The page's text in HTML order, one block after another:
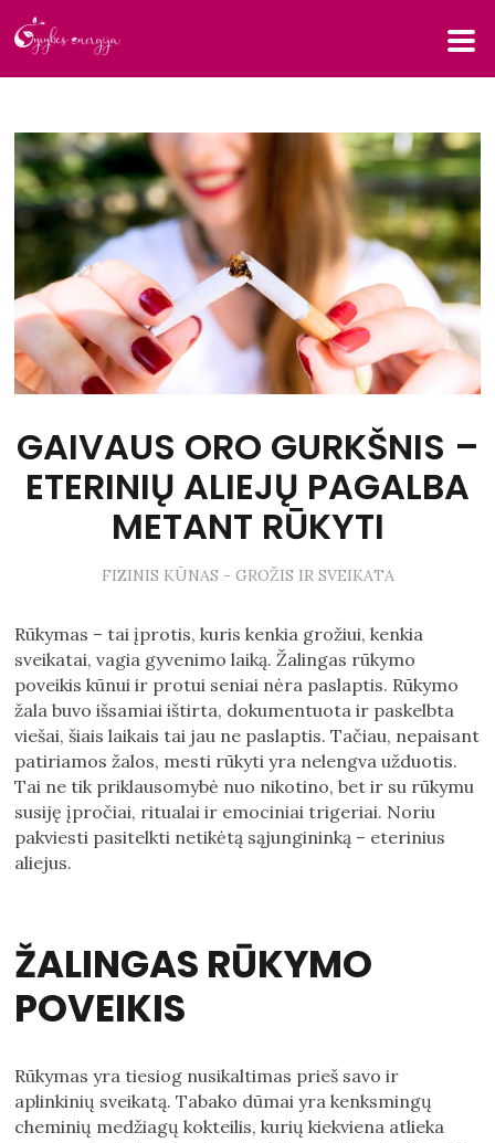
GAIVAUS ORO GURKŠNIS –
ETERINIŲ ALIEJŲ PAGALBA
METANT RŪKYTI
FIZINIS KŪNAS - GROŽIS IR SVEIKATA
Rūkymas – tai įprotis, kuris kenkia grožiui, kenkia
sveikatai, vagia gyvenimo laiką. Žalingas rūkymo
poveikis kūnui ir protui seniai nėra paslaptis. Rūkymo
žala buvo išsamiai ištirta, dokumentuota ir paskelbta
viešai, šiais laikais tai jau ne paslaptis. Tačiau, nepaisant
patiriamos žalos, mesti rūkyti yra nelengva užduotis.
Tai ne tik priklausomybė nuo nikotino, bet ir su rūkymu
susiję įpročiai, ritualai ir emociniai trigeriai. Noriu
pakviesti pasitelkti netikėtą sąjungininką – eterinius
aliejus.
ŽALINGAS RŪKYMO
POVEIKIS
Rūkymas yra tiesiog nusikaltimas prieš savo ir
aplinkinių sveikatą. Tabako dūmai yra kenksmingų
cheminių medžiagų kokteilis, kurių kiekviena atlieka